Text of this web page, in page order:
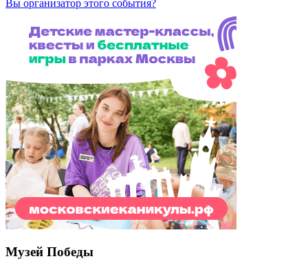
Вы организатор этого события?
Музей Победы